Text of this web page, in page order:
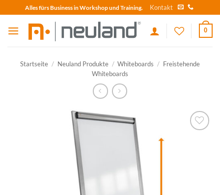
to
content
Alles fürs Business in Workshop und Training. Kontakt
0
Startseite / Neuland Produkte / Whiteboards / Freistehende
Whiteboards